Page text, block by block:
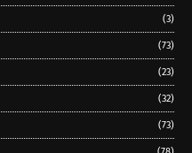
(3)
(73)
(23)
(32)
(73)